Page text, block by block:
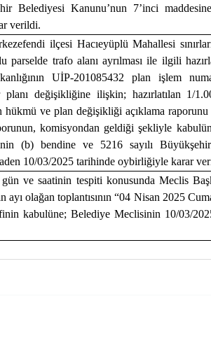
Belediyesi Kanunu’nun 7’inci
verildi.
ilçesi Hacıeyüplü Mahallesi
parselde trafo alanı ayrılması ile ilgili
UİP-201085432 plan işlem
planı değişikliğine ilişkin; hazırlatılan 1/
ve plan değişikliği açıklama raporunu
komisyondan geldiği şekliyle
(b) bendine ve 5216 sayılı
10/03/2025 tarihinde oybirliğiyle karar
ve saatinin tespiti konusunda Meclis
olağan toplantısının “04 Nisan 2025
kabulüne; Belediye Meclisinin 10/03/